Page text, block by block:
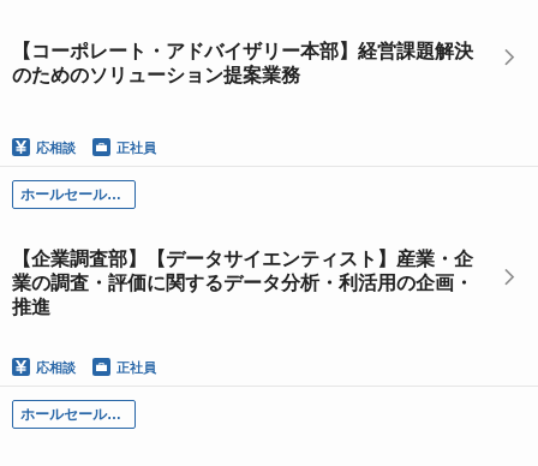
【コーポレート・アドバイザリー本部】経営課題解決
のためのソリューション提案業務
応相談 正社員
ホールセール部門
【企業調査部】【データサイエンティスト】産業・企
業の調査・評価に関するデータ分析・利活用の企画・
推進
応相談 正社員
ホールセール部門